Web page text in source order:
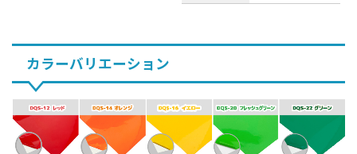
カラーバリエーション